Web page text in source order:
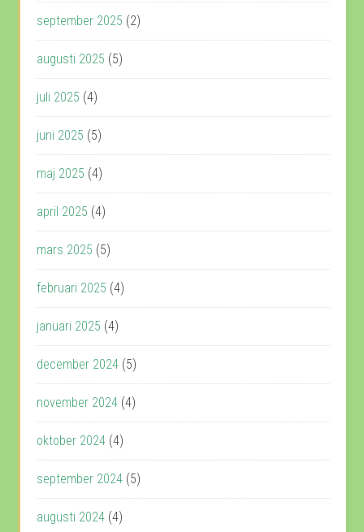
september 2025 (2)
augusti 2025 (5)
juli 2025 (4)
juni 2025 (5)
maj 2025 (4)
april 2025 (4)
mars 2025 (5)
februari 2025 (4)
januari 2025 (4)
december 2024 (5)
november 2024 (4)
oktober 2024 (4)
september 2024 (5)
augusti 2024 (4)